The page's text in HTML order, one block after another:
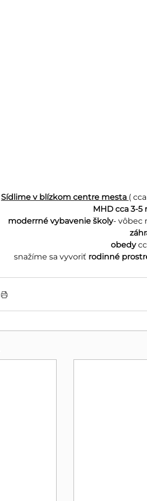
Sídlime v blízkom centre mesta (
MHD cca 3-5
moderrné vybavenie školy- vôbec
obedy
snažíme sa vyvoriť rodinné